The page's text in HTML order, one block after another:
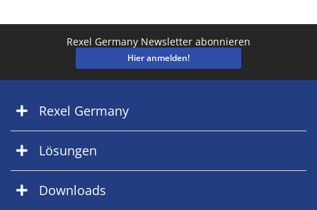
Rexel Germany Newsletter abonnieren
Hier anmelden!
Rexel Germany
Lösungen
Downloads